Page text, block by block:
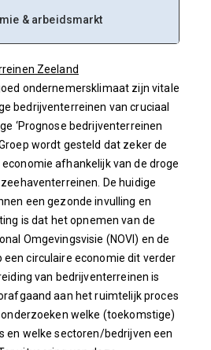
& arbeidsmarkt
Zeeland
ondernemersklimaat zijn vitale
bedrijventerreinen van cruciaal
‘Prognose bedrijventerreinen
wordt gesteld dat zeker de
afhankelijk van de droge
De huidige
een gezonde invulling en
is dat het opnemen van de
Omgevingsvisie (NOVI) en de
circulaire economie dit verder
van bedrijventerreinen is
aan het ruimtelijk proces
welke (toekomstige)
en welke sectoren/bedrijven een